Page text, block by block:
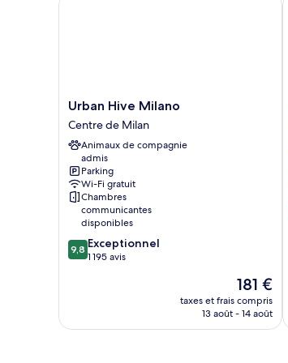
Urban
Hive
Milano
Centre
Milan
Urban Hive Milano
Centre de Milan
Animaux de compagnie
admis
Parking
Wi-Fi gratuit
Chambres
communicantes
disponibles
9.8
sur
9,8 Exceptionnel
1 195 avis
Le
nouveau
prix
181 €
taxes et frais compris
13 août - 14 août